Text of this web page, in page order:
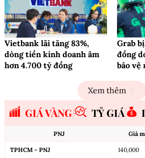
Vietbank lãi tăng 83%,
dòng tiền kinh doanh âm
hơn 4.700 tỷ đồng
Grab
đồng
bảo vệ
Xem thêm
GIÁ VÀNG TỶ GIÁ
PNJ Giá
TPHCM - PNJ 140,000